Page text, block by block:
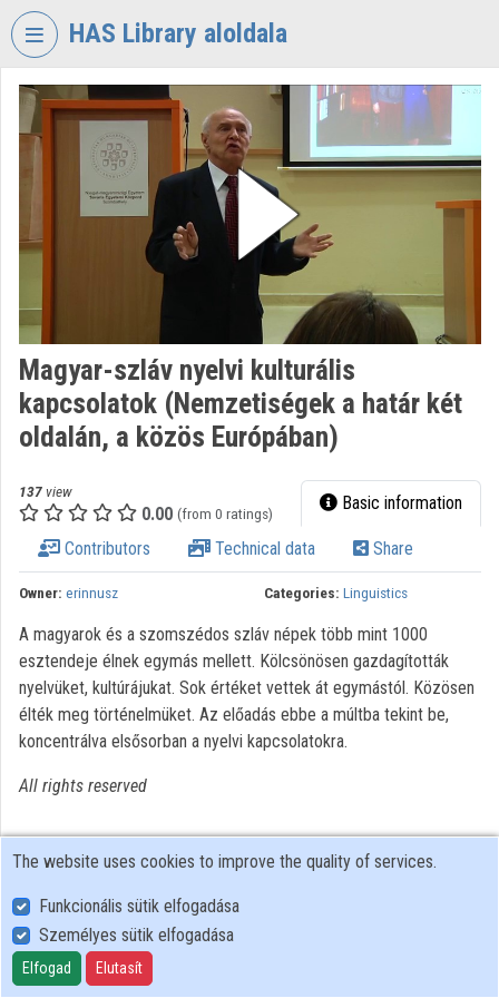
Skip header
HAS Library aloldala
VIDEOTORIUM
HUNGARIAN
ACADEMY
SCIENCES
Organization home
Organization discovery
Categories
Organization playlists
Organizations
Contributors
Magyar-szláv nyelvi kulturális
kapcsolatok (Nemzetiségek a határ két
oldalán, a közös Európában)
137 view
0.00 (from 0 ratings) Basic information
Contributors Technical data Share
Owner: erinnusz Categories: Linguistics
A magyarok és a szomszédos szláv népek több mint 1000
esztendeje élnek egymás mellett. Kölcsönösen gazdagították
nyelvüket, kultúrájukat. Sok értéket vettek át egymástól. Közösen
élték meg történelmüket. Az előadás ebbe a múltba tekint be,
koncentrálva elsősorban a nyelvi kapcsolatokra.
All rights reserved
User Policy
Adatkezelési tájékoztató (en)
Cookie Policy
The website uses cookies to improve the quality of services.
Funkcionális sütik elfogadása
Személyes sütik elfogadása
Elfogad Elutasít